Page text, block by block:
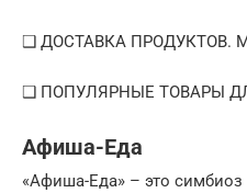
❑ ДОСТАВКА ПРОДУКТОВ.
❑ ПОПУЛЯРНЫЕ ТОВАРЫ
Афиша-Еда
«Афиша-Еда» – это симбиоз